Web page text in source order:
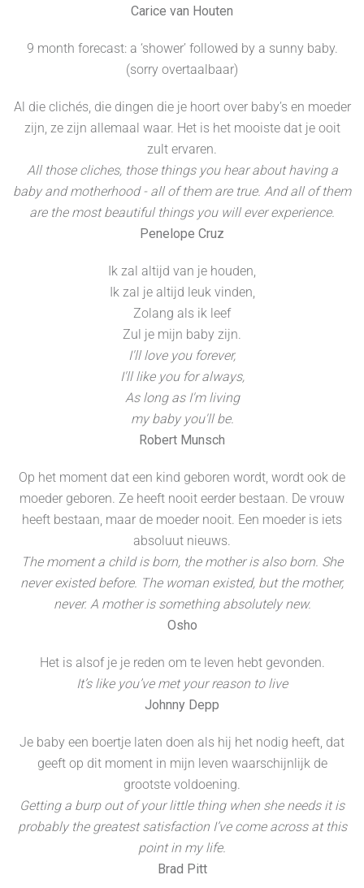
Carice van Houten
9 month forecast: a ‘shower’ followed by a sunny baby.
(sorry overtaalbaar)
Al die clichés, die dingen die je hoort over baby’s en moeder
zijn, ze zijn allemaal waar. Het is het mooiste dat je ooit
zult ervaren.
All those cliches, those things you hear about having a
baby and motherhood - all of them are true. And all of them
are the most beautiful things you will ever experience.
Penelope Cruz
Ik zal altijd van je houden,
Ik zal je altijd leuk vinden,
Zolang als ik leef
Zul je mijn baby zijn.
I'll love you forever,
I'll like you for always,
As long as I'm living
my baby you'll be.
Robert Munsch
Op het moment dat een kind geboren wordt, wordt ook de
moeder geboren. Ze heeft nooit eerder bestaan. De vrouw
heeft bestaan, maar de moeder nooit. Een moeder is iets
absoluut nieuws.
The moment a child is born, the mother is also born. She
never existed before. The woman existed, but the mother,
never. A mother is something absolutely new.
Osho
Het is alsof je je reden om te leven hebt gevonden.
It’s like you’ve met your reason to live
Johnny Depp
Je baby een boertje laten doen als hij het nodig heeft, dat
geeft op dit moment in mijn leven waarschijnlijk de
grootste voldoening.
Getting a burp out of your little thing when she needs it is
probably the greatest satisfaction I’ve come across at this
point in my life.
Brad Pitt